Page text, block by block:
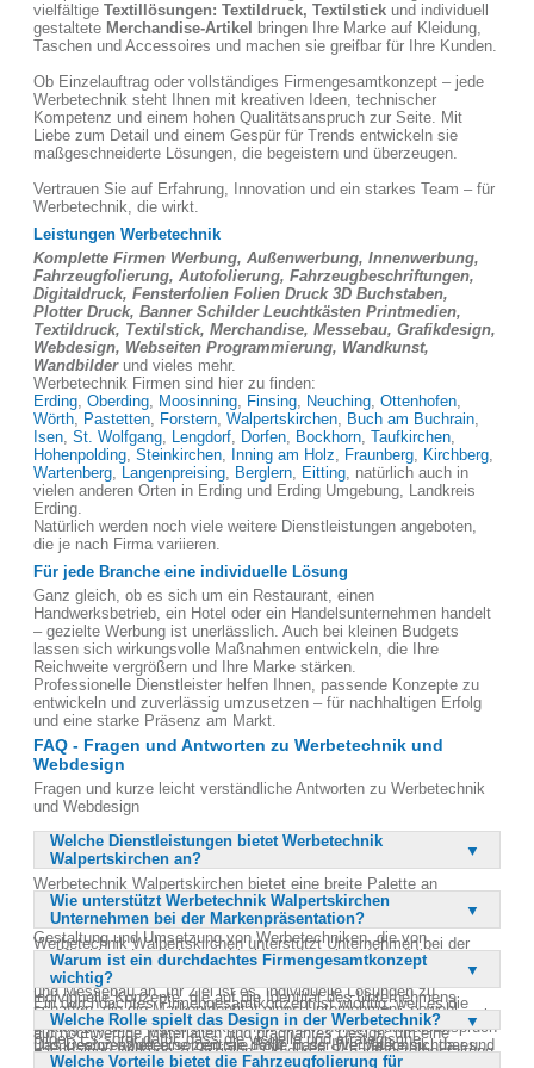
vielfältige Textillösungen: Textildruck, Textilstick und individuell
gestaltete Merchandise-Artikel
bringen Ihre Marke auf Kleidung,
Taschen und Accessoires und machen sie greifbar für Ihre Kunden.
Ob Einzelauftrag oder vollständiges Firmengesamtkonzept – jede
Werbetechnik steht Ihnen mit kreativen Ideen, technischer
Kompetenz und einem hohen Qualitätsanspruch zur Seite. Mit
Liebe zum Detail und einem Gespür für Trends entwickeln sie
maßgeschneiderte Lösungen, die begeistern und überzeugen.
Vertrauen Sie auf Erfahrung, Innovation und ein starkes Team – für
Werbetechnik, die wirkt.
Leistungen Werbetechnik
Komplette Firmen Werbung, Außenwerbung, Innenwerbung,
Fahrzeugfolierung, Autofolierung, Fahrzeugbeschriftungen,
Digitaldruck, Fensterfolien Folien Druck 3D Buchstaben,
Plotter Druck, Banner Schilder Leuchtkästen Printmedien,
Textildruck, Textilstick, Merchandise, Messebau, Grafikdesign,
Webdesign, Webseiten Programmierung, Wandkunst,
Wandbilderund vieles mehr.
Werbetechnik Firmen sind hier zu finden:
Erding, Oberding, Moosinning, Finsing, Neuching, Ottenhofen,
Wörth, Pastetten, Forstern, Walpertskirchen, Buch am Buchrain,
Isen, St. Wolfgang, Lengdorf, Dorfen, Bockhorn, Taufkirchen,
Hohenpolding, Steinkirchen, Inning am Holz, Fraunberg, Kirchberg,
Wartenberg, Langenpreising, Berglern, Eitting, natürlich auch in
vielen anderen Orten in Erding und Erding Umgebung, Landkreis
Erding.
Natürlich werden noch viele weitere Dienstleistungen angeboten,
die je nach Firma variieren.
Für jede Branche eine individuelle Lösung
Ganz gleich, ob es sich um ein Restaurant, einen
Handwerksbetrieb, ein Hotel oder ein Handelsunternehmen handelt
– gezielte Werbung ist unerlässlich. Auch bei kleinen Budgets
lassen sich wirkungsvolle Maßnahmen entwickeln, die Ihre
Reichweite vergrößern und Ihre Marke stärken.
Professionelle Dienstleister helfen Ihnen, passende Konzepte zu
entwickeln und zuverlässig umzusetzen – für nachhaltigen Erfolg
und eine starke Präsenz am Markt.
FAQ - Fragen und Antworten zu Werbetechnik und
Webdesign
Fragen und kurze leicht verständliche Antworten zu Werbetechnik
und Webdesign
Welche Dienstleistungen bietet Werbetechnik
Walpertskirchen an?
Werbetechnik Walpertskirchen bietet eine breite Palette an
Dienstleistungen an, darunter Außenwerbung, Innenwerbung,
Fahrzeugfolierung und Autofolierung. Sie sind spezialisiert auf die
Gestaltung und Umsetzung von Werbetechniken, die von
großflächigen Leuchtkästen bis hin zu kreativen Wandbildern
reichen. Darüber hinaus bieten sie auch Digitaldruck, Textildruck
und Messebau an. Ihr Ziel ist es, individuelle Lösungen zu
schaffen, die die Markenidentität eines Unternehmens sowohl
analog als auch digital stärken. Mit einem hohen Qualitätsanspruch
und kreativen Ideen sorgen sie dafür, dass Ihre Marke sichtbar und
erlebbar wird.
Wie unterstützt Werbetechnik Walpertskirchen
Unternehmen bei der Markenpräsentation?
Werbetechnik Walpertskirchen unterstützt Unternehmen bei der
Markenpräsentation durch maßgeschneiderte Werbelösungen, die
sowohl visuell als auch strategisch überzeugen. Sie bieten
individuelle Konzepte, die auf die Identität des Unternehmens
abgestimmt sind und Aufmerksamkeit generieren. Dabei setzen sie
auf hochwertige Materialien und prägnantes Design, um eine
nachhaltige Wirkung zu erzielen. Ob durch Schaufenstergestaltung,
Warum ist ein durchdachtes Firmengesamtkonzept
wichtig?
Ein durchdachtes Firmengesamtkonzept ist wichtig, weil es die
Grundlage für einen erfolgreichen Außenauftritt eines Unternehmens
bildet. Es sorgt dafür, dass die visuelle und strategische
Präsentation des Unternehmens stimmig ist und die gewünschte
Welche Rolle spielt das Design in der Werbetechnik?
Das Design spielt eine zentrale Rolle in der Werbetechnik, da es
entscheidend dafür ist, wie die Werbung wahrgenommen wird. Ein
Welche Vorteile bietet die Fahrzeugfolierung für